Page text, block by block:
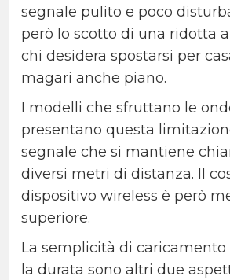
segnale pulito e poco
però lo scotto di una ridotta
chi desidera spostarsi per
magari anche piano.
I modelli che sfruttano le
presentano questa
segnale che si mantiene
diversi metri di distanza. Il
dispositivo wireless è però
superiore.
La semplicità di caricamento
la durata sono altri due